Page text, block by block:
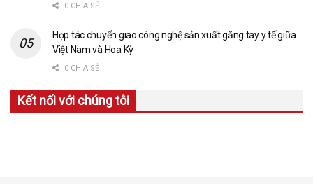
0 CHIA SẺ
Hợp tác chuyển giao công nghệ sản xuất găng tay y tế giữa
Việt Nam và Hoa Kỳ
0 CHIA SẺ
Kết nối với chúng tôi